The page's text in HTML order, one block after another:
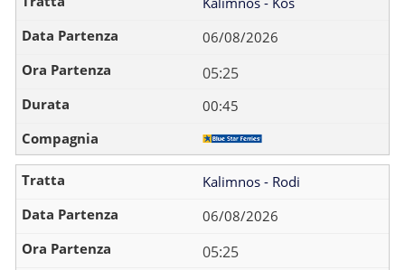
06/08/2026
05:25
00:45
Kalimnos - Rodi
06/08/2026
05:25